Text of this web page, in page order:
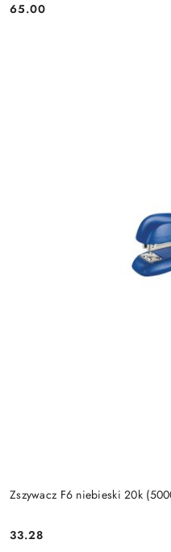
Cena:
65.00
Zszywacz F6 niebieski 20k
Cena:
33.28